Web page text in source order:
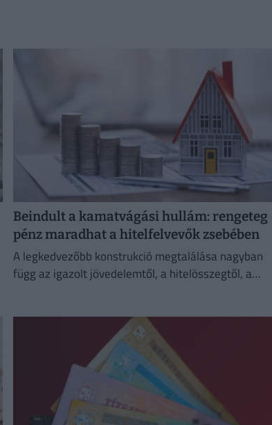
Beindult a kamatvágási hullám: rengeteg
pénz maradhat a hitelfelvevők zsebében
A legkedvezőbb konstrukció megtalálása nagyban
függ az igazolt jövedelemtől, a hitelösszegtől, a